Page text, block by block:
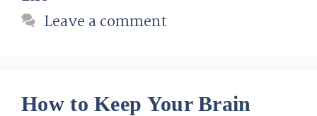
Leave a comment
How to Keep Your Brain